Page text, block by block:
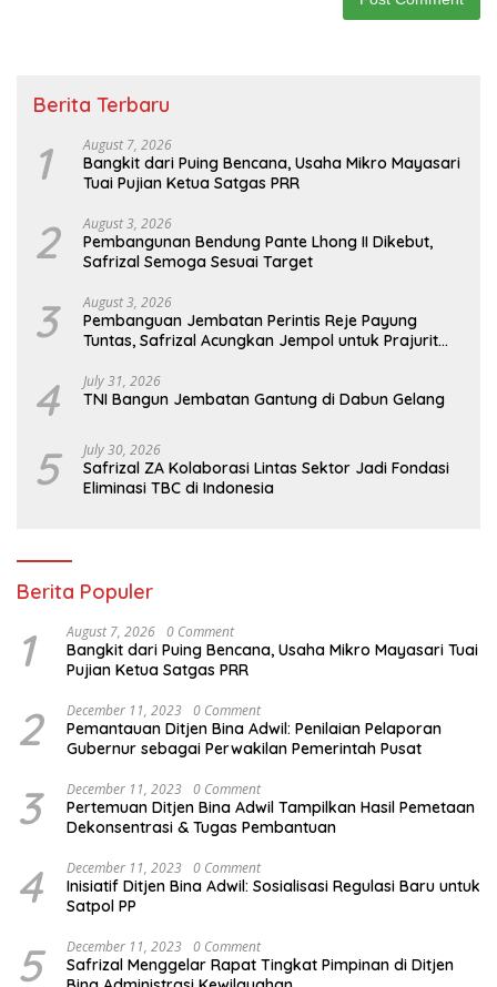
Berita Terbaru
1 August 7, 2026
Bangkit dari Puing Bencana, Usaha Mikro Mayasari
Tuai Pujian Ketua Satgas PRR
2 August 3, 2026
Pembangunan Bendung Pante Lhong II Dikebut,
Safrizal Semoga Sesuai Target
3 August 3, 2026
Pembanguan Jembatan Perintis Reje Payung
Tuntas, Safrizal Acungkan Jempol untuk Prajurit
4 July 31, 2026
TNI Bangun Jembatan Gantung di Dabun Gelang
5 July 30, 2026
Safrizal ZA Kolaborasi Lintas Sektor Jadi Fondasi
Eliminasi TBC di Indonesia
Berita Populer
1 August 7, 2026 0 Comment
Bangkit dari Puing Bencana, Usaha Mikro Mayasari Tuai
Pujian Ketua Satgas PRR
2 December 11, 2023 0 Comment
Pemantauan Ditjen Bina Adwil: Penilaian Pelaporan
Gubernur sebagai Perwakilan Pemerintah Pusat
3 December 11, 2023 0 Comment
Pertemuan Ditjen Bina Adwil Tampilkan Hasil Pemetaan
Dekonsentrasi & Tugas Pembantuan
4 December 11, 2023 0 Comment
Inisiatif Ditjen Bina Adwil: Sosialisasi Regulasi Baru untuk
Satpol PP
5 December 11, 2023 0 Comment
Safrizal Menggelar Rapat Tingkat Pimpinan di Ditjen